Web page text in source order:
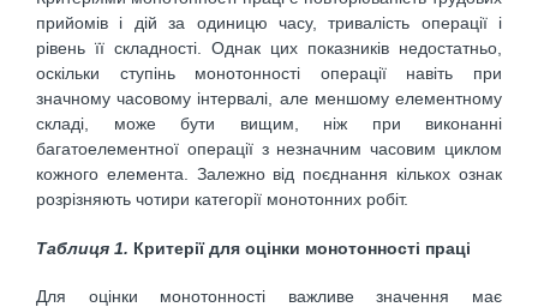
прийомів і дій за одиницю часу, тривалість операції і
рівень її складності. Однак цих показників недостатньо,
оскільки ступінь монотонності операції навіть при
значному часовому інтервалі, але меншому елементному
складі, може бути вищим, ніж при виконанні
багатоелементної операції з незначним часовим циклом
кожного елемента. Залежно від поєднання кількох ознак
розрізняють чотири категорії монотонних робіт.
Таблиця 1. Критерії для оцінки монотонності праці
Для оцінки монотонності важливе значення має